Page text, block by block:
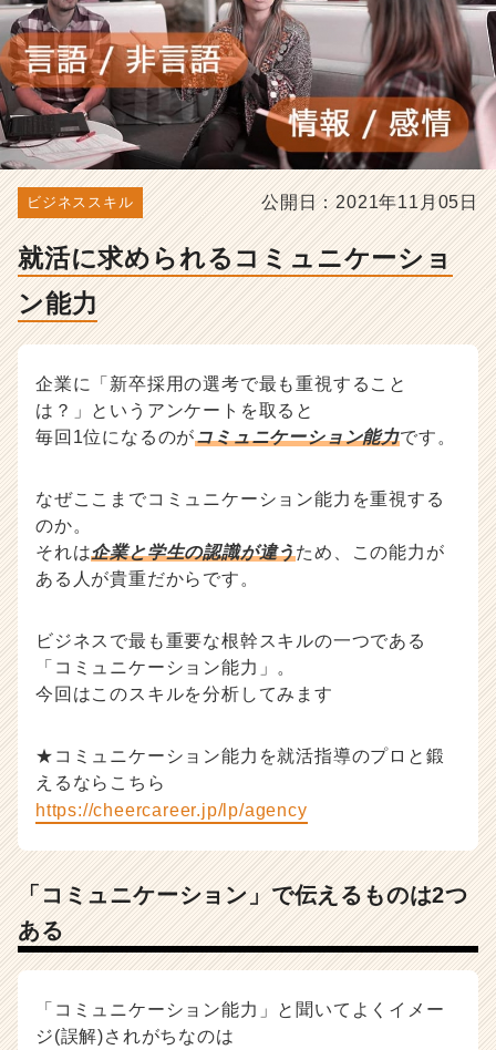
選
考
対
策・
就
活
ノ
記
事
ャ
ー・
成
業
ら
ス
ト
が
届
活
イ
ト
チ
キ
リ
ア
h
e
ビジネススキル 公開日：2021年11月05日
就活に求められるコミュニケーショ
ン能力
企業に「新卒採用の選考で最も重視すること
は？」というアンケートを取ると
毎回1位になるのがコミュニケーション能力です。
なぜここまでコミュニケーション能力を重視する
のか。
それは企業と学生の認識が違うため、この能力が
ある人が貴重だからです。
ビジネスで最も重要な根幹スキルの一つである
「コミュニケーション能力」。
今回はこのスキルを分析してみます
★コミュニケーション能力を就活指導のプロと鍛
えるならこちら
https://cheercareer.jp/lp/agency
「コミュニケーション」で伝えるものは2つ
ある
「コミュニケーション能力」と聞いてよくイメー
ジ(誤解)されがちなのは